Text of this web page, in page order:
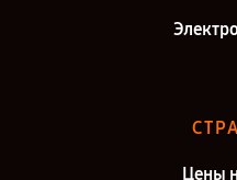
Ремонт электросамоката
Цены